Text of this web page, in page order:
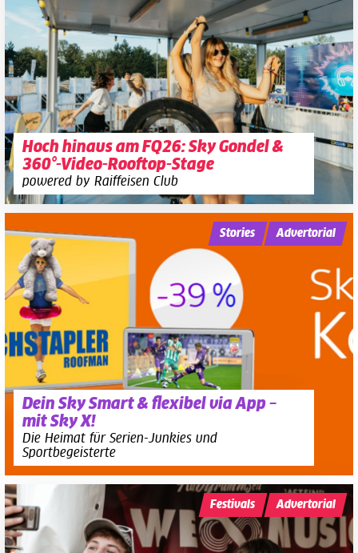
Hoch hinaus am FQ26: Sky Gondel &
360°-Video-Rooftop-Stage
powered by Raiffeisen Club
Dein Sky Smart & flexibel via App –
mit Sky X!
Die Heimat für Serien-Junkies und
Sportbegeisterte
Stories Advertorial
Festivals Advertorial